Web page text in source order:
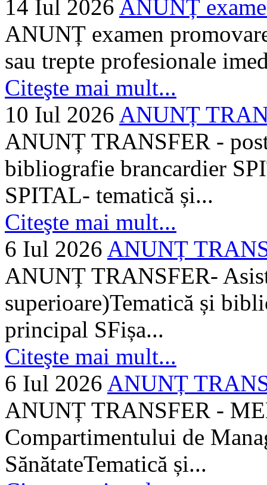
14 Iul 2026 ANUNȚ
ANUNȚ examen
sau trepte profesionale
Citeşte mai mult...
10 Iul 2026 ANUNȚ
ANUNȚ TRANSFER -
bibliografie brancardier
SPITAL- tematică și...
Citeşte mai mult...
6 Iul 2026 ANUNȚ
ANUNȚ TRANSFER-
superioare)Tematică și
principal SFișa...
Citeşte mai mult...
6 Iul 2026 ANUNȚ
ANUNȚ TRANSFER -
Compartimentului de
SănătateTematică și...